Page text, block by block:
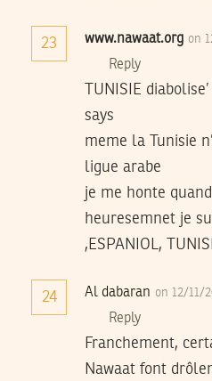
23 www.nawaat.org on
Reply
TUNISIE
says
meme la Tunisie
ligue arabe
je me honte
heuresemnet je
,ESPANIOL,
24 Al dabaran on 12/11/
Reply
Franchement,
Nawaat font